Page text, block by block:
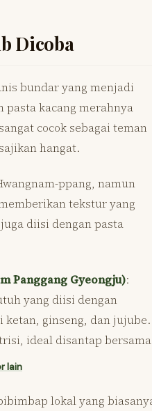
Dicoba
bundar yang menjadi
pasta kacang merahnya
cocok sebagai teman
hangat.
ppang, namun
tekstur yang
diisi dengan pasta
Panggang Gyeongju):
yang diisi dengan
ketan, ginseng, dan jujube.
ideal disantap
lain
lokal yang